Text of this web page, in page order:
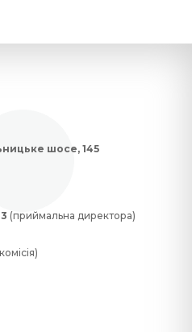
шосе, 145
(приймальна директора)